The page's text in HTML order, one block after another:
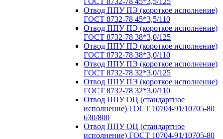
Отвод ППУ ПЭ (короткое исполнение)
ГОСТ 8732-78 45*3,5/110
Отвод ППУ ПЭ (короткое исполнение)
ГОСТ 8732-78 38*3,0/125
Отвод ППУ ПЭ (короткое исполнение)
ГОСТ 8732-78 38*3,0/110
Отвод ППУ ПЭ (короткое исполнение)
ГОСТ 8732-78 32*3,0/125
Отвод ППУ ПЭ (короткое исполнение)
ГОСТ 8732-78 32*3,0/110
Отвод ППУ ОЦ (стандартное
исполнение) ГОСТ 10704-91/10705-80
630/800
Отвод ППУ ОЦ (стандартное
исполнение) ГОСТ 10704-91/10705-80